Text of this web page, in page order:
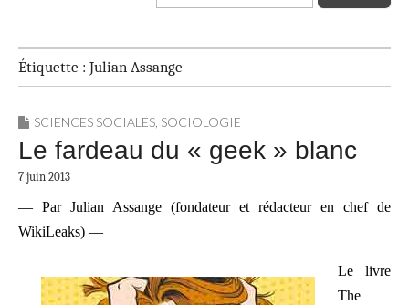
Étiquette : Julian Assange
SCIENCES SOCIALES, SOCIOLOGIE
Le fardeau du « geek » blanc
7 juin 2013
— Par Julian Assange (fondateur et rédacteur en chef de
WikiLeaks) —
Le livre
The